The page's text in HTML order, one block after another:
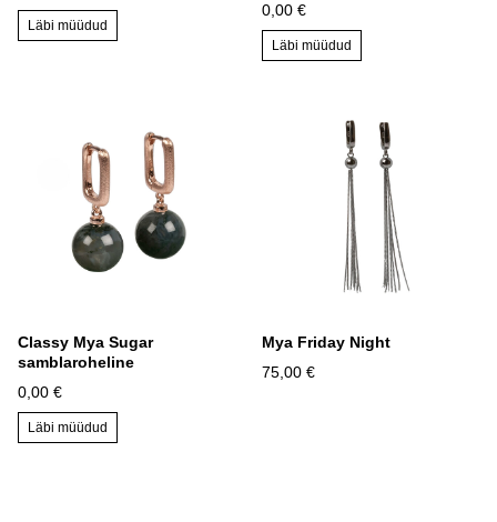
Läbi müüdud
0,00 €
Läbi müüdud
Classy Mya Sugar
samblaroheline
0,00 €
Läbi müüdud
Mya Friday Night
75,00 €